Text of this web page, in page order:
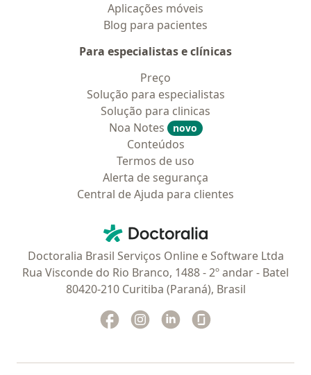
Aplicações móveis
Blog para pacientes
Para especialistas e clínicas
Preço
Solução para especialistas
Solução para clinicas
Noa Notes
novo
Conteúdos
Termos de uso
Alerta de segurança
Central de Ajuda para clientes
Doctoralia - Homepage
Doctoralia Brasil Serviços Online e Software Ltda
Rua Visconde do Rio Branco, 1488 - 2º andar - Batel
80420-210 Curitiba (Paraná), Brasil
Facebook
abre num novo separador
Instagram
abre num novo separador
Linkedin
abre num novo